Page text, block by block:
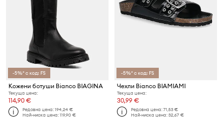
-5%* с код: FS
Кожени ботуши Bianco BIAGINA
Текуща цена:
114,90 €
Редовна цена:194,24 €
Най-ниска цена:119,90 €
-5%* с код: FS
Чехли Bianco BIAMIAMI
Текуща цена:
30,99 €
Редовна цена:71,53 €
Най-ниска цена:32,67 €